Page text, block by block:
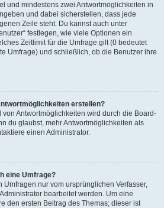
und mindestens zwei Antwortmöglichkeiten in
und dabei sicherstellen, dass jede
Zeile steht. Du kannst auch unter
festlegen, wie viele Optionen ein
Zeitlimit für die Umfrage gilt (0 bedeutet
Umfrage) und schließlich, ob die Benutzer ihre
erstellen?
von Antwortmöglichkeiten wird durch die Board-
du glaubst, mehr Antwortmöglichkeiten als
einen Administrator.
eine Umfrage?
nur vom ursprünglichen Verfasser,
bearbeitet werden. Um eine
den ersten Beitrag des Themas; dieser ist